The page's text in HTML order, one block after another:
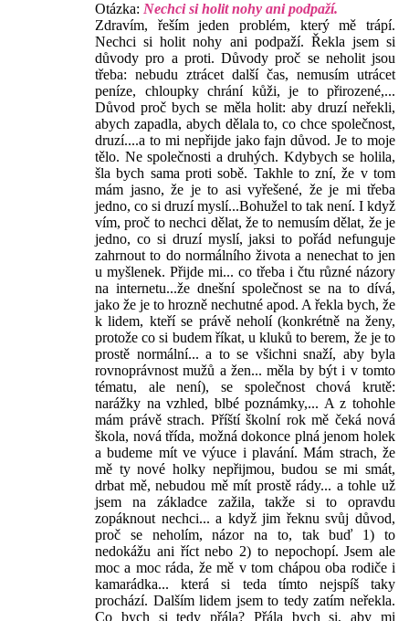
Otázka: Nechci si holit nohy ani podpaží.
Zdravím, řeším jeden problém, který mě trápí.
Nechci si holit nohy ani podpaží. Řekla jsem si
důvody pro a proti. Důvody proč se neholit jsou
třeba: nebudu ztrácet další čas, nemusím utrácet
peníze, chloupky chrání kůži, je to přirozené,...
Důvod proč bych se měla holit: aby druzí neřekli,
abych zapadla, abych dělala to, co chce společnost,
druzí....a to mi nepřijde jako fajn důvod. Je to moje
tělo. Ne společnosti a druhých. Kdybych se holila,
šla bych sama proti sobě. Takhle to zní, že v tom
mám jasno, že je to asi vyřešené, že je mi třeba
jedno, co si druzí myslí...Bohužel to tak není. I když
vím, proč to nechci dělat, že to nemusím dělat, že je
jedno, co si druzí myslí, jaksi to pořád nefunguje
zahrnout to do normálního života a nenechat to jen
u myšlenek. Přijde mi... co třeba i čtu různé názory
na internetu...že dnešní společnost se na to dívá,
jako že je to hrozně nechutné apod. A řekla bych, že
k lidem, kteří se právě neholí (konkrétně na ženy,
protože co si budem říkat, u kluků to berem, že je to
prostě normální... a to se všichni snaží, aby byla
rovnoprávnost mužů a žen... měla by být i v tomto
tématu, ale není), se společnost chová krutě:
narážky na vzhled, blbé poznámky,... A z tohohle
mám právě strach. Příští školní rok mě čeká nová
škola, nová třída, možná dokonce plná jenom holek
a budeme mít ve výuce i plavání. Mám strach, že
mě ty nové holky nepřijmou, budou se mi smát,
drbat mě, nebudou mě mít prostě rády... a tohle už
jsem na základce zažila, takže si to opravdu
zopáknout nechci... a když jim řeknu svůj důvod,
proč se neholím, názor na to, tak buď 1) to
nedokážu ani říct nebo 2) to nepochopí. Jsem ale
moc a moc ráda, že mě v tom chápou oba rodiče i
kamarádka... která si teda tímto nejspíš taky
prochází. Dalším lidem jsem to tedy zatím neřekla.
Co bych si tedy přála? Přála bych si, aby mi